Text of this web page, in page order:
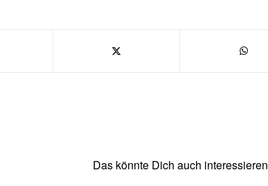
Das könnte Dich auch interessieren